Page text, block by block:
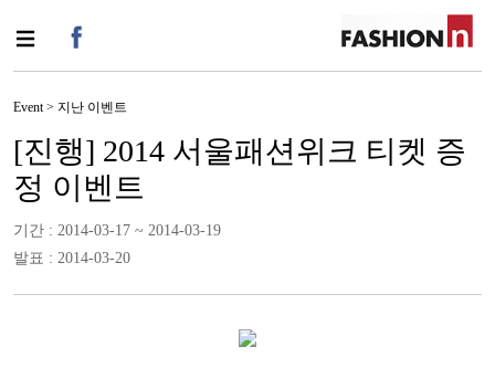
Event > 지난 이벤트
[진행] 2014 서울패션위크 티켓 증
정 이벤트
기간 : 2014-03-17 ~ 2014-03-19
발표 : 2014-03-20